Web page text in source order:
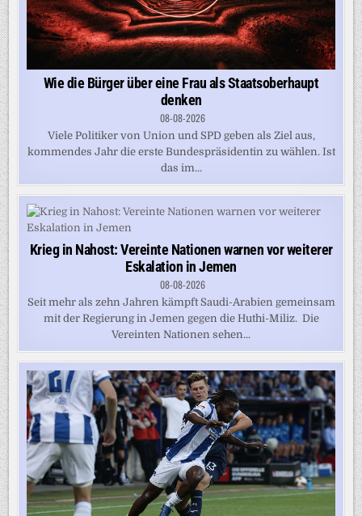
Wie die Bürger über eine Frau als Staatsoberhaupt
denken
08-08-2026
Viele Politiker von Union und SPD geben als Ziel aus,
kommendes Jahr die erste Bundespräsidentin zu wählen. Ist
das im...
Krieg in Nahost: Vereinte Nationen warnen vor weiterer
Eskalation in Jemen
08-08-2026
Seit mehr als zehn Jahren kämpft Saudi-Arabien gemeinsam
mit der Regierung in Jemen gegen die Huthi-Miliz. Die
Vereinten Nationen sehen...